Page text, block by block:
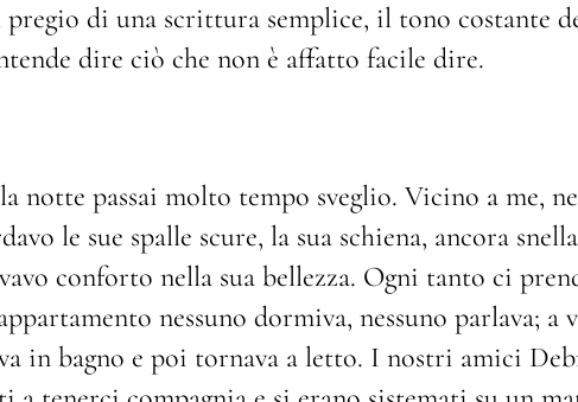
di una scrittura semplice, il tono costante
dire ciò che non è affatto facile dire.
notte passai molto tempo sveglio. Vicino a me,
le sue spalle scure, la sua schiena, ancora
conforto nella sua bellezza. Ogni tanto ci
nessuno dormiva, nessuno parlava; a
in bagno e poi tornava a letto. I nostri amici